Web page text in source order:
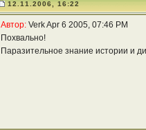
12.11.2006, 16:22
Автор:Verk Apr 6 2005, 07:46 PM
Похвально!
Паразительное знание истории и